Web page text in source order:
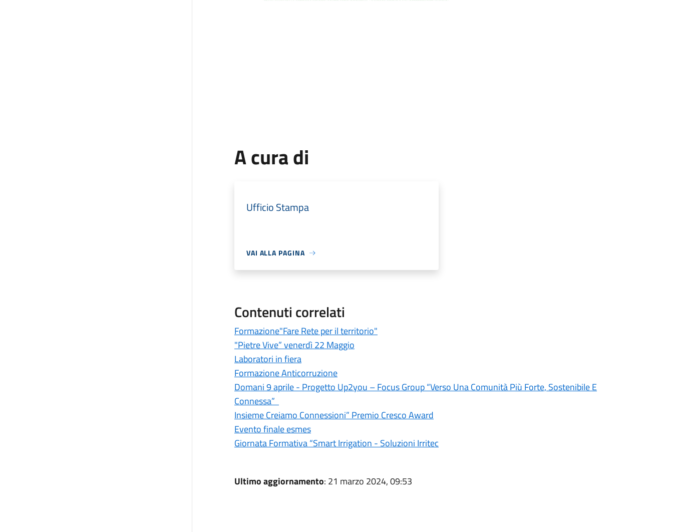
A cura di
Ufficio Stampa
VAI ALLA PAGINA
Contenuti correlati
Formazione"Fare Rete per il territorio"
"Pietre Vive” venerdì 22 Maggio
Laboratori in fiera
Formazione Anticorruzione
Domani 9 aprile - Progetto Up2you – Focus Group “Verso Una Comunità Più Forte, Sostenibile E
Connessa”
Insieme Creiamo Connessioni” Premio Cresco Award
Evento finale esmes
Giornata Formativa “Smart Irrigation - Soluzioni Irritec
Ultimo aggiornamento: 21 marzo 2024, 09:53